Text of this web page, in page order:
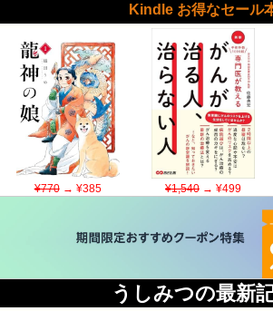
Kindle お得なセール
¥770→ ¥385 ¥1,540→ ¥499
うしみつの最新